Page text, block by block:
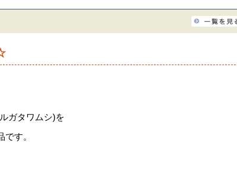
ガタワムシ)を
す。